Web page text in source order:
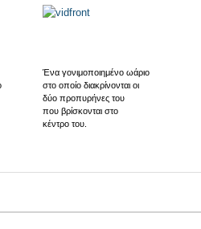
Ένα γονιμοποιημένο ωάριο
στο οποίο διακρίνονται οι
δύο προπυρήνες του
που βρίσκονται στο
κέντρο του.